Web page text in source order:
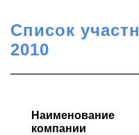
Экспо"
Павильон
2,
Список
2010
Наименование
компании